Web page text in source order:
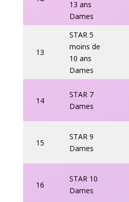
13 ans
Dames
13
STAR 5
moins de
10 ans
Dames
14
STAR 7
Dames
15
STAR 9
Dames
16
STAR 10
Dames